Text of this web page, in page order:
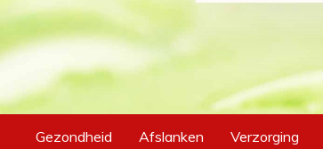
Gezondheid Afslanken Verzorging